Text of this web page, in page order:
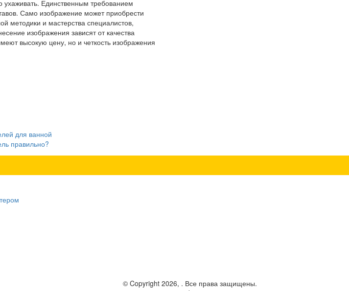
ухаживать. Единственным требованием
Само изображение может приобрести
методики и мастерства специалистов,
изображения зависят от качества
высокую цену, но и четкость изображения
для ванной
правильно?
© Copyright 2026, . Все права защищены.